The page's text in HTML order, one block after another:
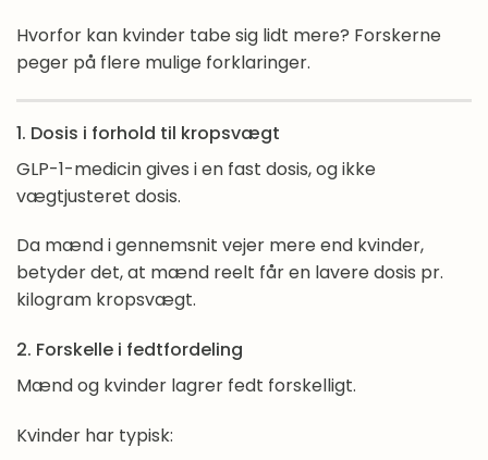
Hvad gør jeg, hvis jeg ikke taber mig på
vægttabsmedicin?
Derfor kan vægttabsmedicin ikke stå alene
Hvordan bliver jeg helt fortrolig med Sense-
principperne?
Virker Sense som supplement til vægttabsmedicin
motionsvaner?
Hvorfor kan kvinder tabe sig lidt mere? Forskerne
peger på flere mulige forklaringer.
1. Dosis i forhold til kropsvægt
GLP-1-medicin gives i en fast dosis, og ikke
vægtjusteret dosis.
Da mænd i gennemsnit vejer mere end kvinder,
betyder det, at mænd reelt får en lavere dosis pr.
kilogram kropsvægt.
2. Forskelle i fedtfordeling
Mænd og kvinder lagrer fedt forskelligt.
Kvinder har typisk: